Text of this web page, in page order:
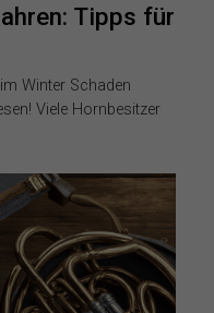
Tipps für
Winter Schaden
Viele Hornbesitzer